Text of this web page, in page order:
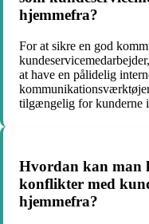
hjemmefra?
For at sikre en god
at have en pålidelig
tilgængelig for kunderne i
Hvordan kan man
konflikter med
hjemmefra?